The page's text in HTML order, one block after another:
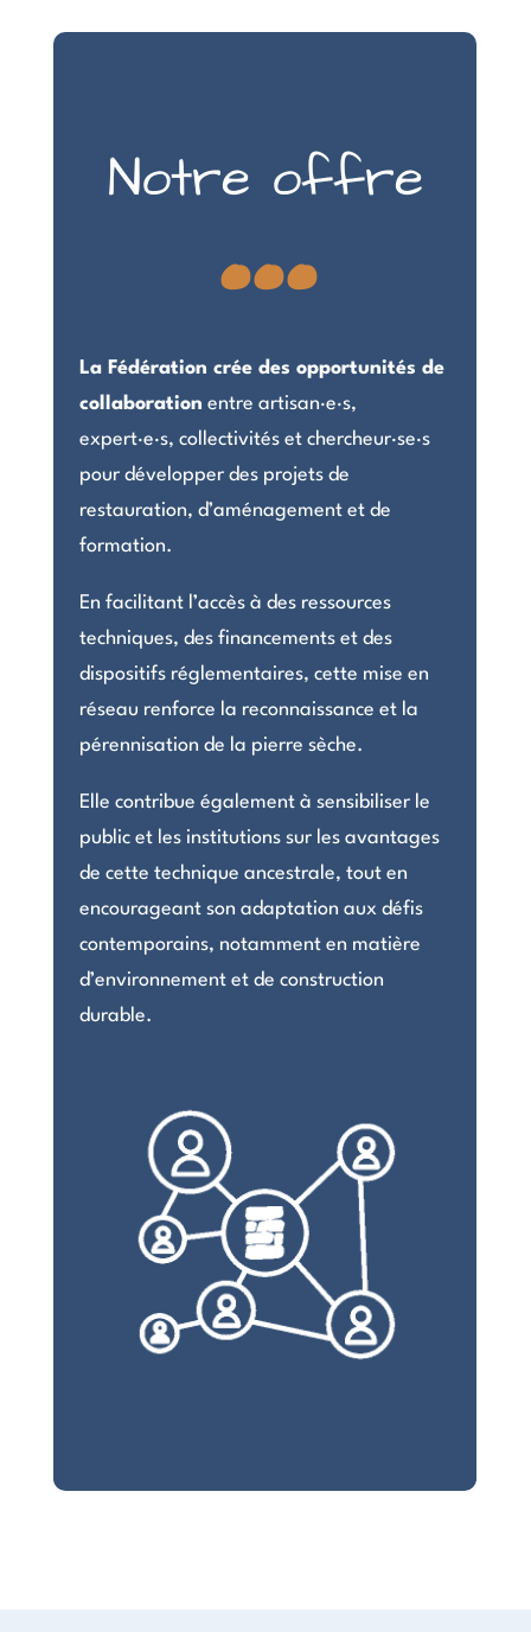
Notre offre
...
La Fédération crée des opportunités de
collaboration entre artisan·e·s,
expert·e·s, collectivités et chercheur·se·s
pour développer des projets de
restauration, d’aménagement et de
formation.
En facilitant l’accès à des ressources
techniques, des financements et des
dispositifs réglementaires, cette mise en
réseau renforce la reconnaissance et la
pérennisation de la pierre sèche.
Elle contribue également à sensibiliser le
public et les institutions sur les avantages
de cette technique ancestrale, tout en
encourageant son adaptation aux défis
contemporains, notamment en matière
d’environnement et de construction
durable.